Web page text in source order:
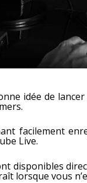
idée de lancer
facilement
Live.
disponibles
lorsque vous